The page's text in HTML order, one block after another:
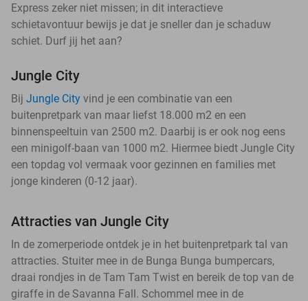
Express zeker niet missen; in dit interactieve
schietavontuur bewijs je dat je sneller dan je schaduw
schiet. Durf jij het aan?
Jungle City
Bij Jungle City vind je een combinatie van een
buitenpretpark van maar liefst 18.000 m2 en een
binnenspeeltuin van 2500 m2. Daarbij is er ook nog eens
een minigolf-baan van 1000 m2. Hiermee biedt Jungle City
een topdag vol vermaak voor gezinnen en families met
jonge kinderen (0-12 jaar).
Attracties van Jungle City
In de zomerperiode ontdek je in het buitenpretpark tal van
attracties. Stuiter mee in de Bunga Bunga bumpercars,
draai rondjes in de Tam Tam Twist en bereik de top van de
giraffe in de Savanna Fall. Schommel mee in de